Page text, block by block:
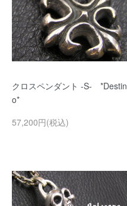
クロスペンダント -S- *Destin
o*
57,200円(税込)